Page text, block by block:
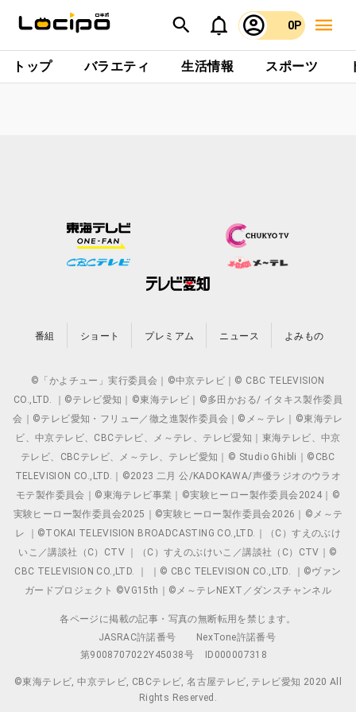
0P
トップ バラエティ 生活情報 スポーツ
番組 ショート プレミアム ニュース よみもの
©「かよチュー」実行委員会｜©中京テレビ｜© CBC TELEVISION
CO.,LTD. ｜©テレビ愛知｜©東海テレビ｜©多田かおる/ イタキス製作委員
会｜©テレビ愛知・フリュー／徹之進製作委員会｜©メ～テレ｜©東海テレ
ビ、中京テレビ、CBCテレビ、メ～テレ、テレビ愛知｜東海テレビ、中京
テレビ、CBCテレビ、メ～テレ、テレビ愛知｜© Studio Ghibli｜©CBC
TELEVISION CO.,LTD.｜©2023 二月 公/KADOKAWA/声優ラジオのウラオ
モテ製作委員会｜©東海テレビ事業｜©実験ヒーロー製作委員会2024｜©
実験ヒーロー製作委員会2025｜©実験ヒーロー製作委員会2026｜©メ～テ
レ ｜©TOKAI TELEVISION BROADCASTING CO.,LTD.｜（C）すえのぶけ
いこ／講談社（C）CTV ｜（C）すえのぶけいこ／講談社（C）CTV｜©
CBC TELEVISION CO.,LTD. ｜ ｜© CBC TELEVISION CO.,LTD. ｜©ヴァン
ガードプロジェクト ©VG15th｜©メ～テレNEXT／ダンスチャンネル
各ページに掲載の記事・写真の無断転用を禁じます。
JASRAC許諾番号
NexTone許諾番号
第9008707022Y45038号
ID000007318
©東海テレビ, 中京テレビ, CBCテレビ, 名古屋テレビ, テレビ愛知 2020 All
Rights Reserved.